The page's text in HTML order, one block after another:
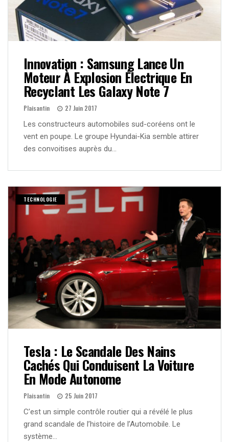
Innovation : Samsung Lance Un
Moteur À Explosion Électrique En
Recyclant Les Galaxy Note 7
Plaisantin 27 Juin 2017
Les constructeurs automobiles sud-coréens ont le
vent en poupe. Le groupe Hyundai-Kia semble attirer
des convoitises auprès du…
TECHNOLOGIE
Tesla : Le Scandale Des Nains
Cachés Qui Conduisent La Voiture
En Mode Autonome
Plaisantin 25 Juin 2017
C’est un simple contrôle routier qui a révélé le plus
grand scandale de l’histoire de l’Automobile. Le
système…